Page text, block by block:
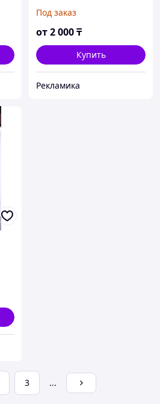
Под заказ
от2 000₸
Купить
Рекламика
3 ...